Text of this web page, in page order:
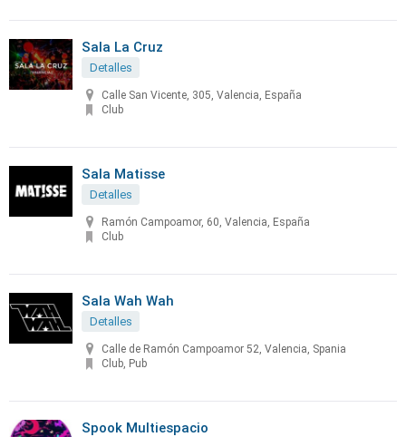
Sala La Cruz
Detalles
Calle San Vicente, 305, Valencia, España
Club
Sala Matisse
Detalles
Ramón Campoamor, 60, Valencia, España
Club
Sala Wah Wah
Detalles
Calle de Ramón Campoamor 52, Valencia, Spania
Club, Pub
Spook Multiespacio